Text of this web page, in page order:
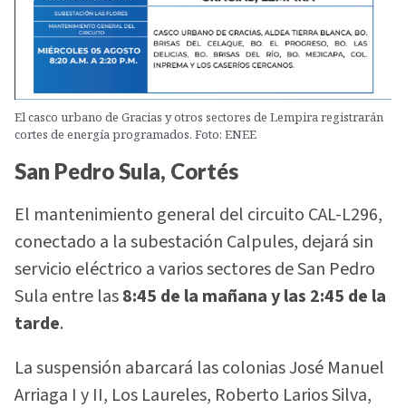
El casco urbano de Gracias y otros sectores de Lempira registrarán
cortes de energía programados. Foto: ENEE
San Pedro Sula, Cortés
El mantenimiento general del circuito CAL-L296,
conectado a la subestación Calpules, dejará sin
servicio eléctrico a varios sectores de San Pedro
Sula entre las8:45 de la mañana y las 2:45 de la
tarde.
La suspensión abarcará las colonias José Manuel
Arriaga I y II, Los Laureles, Roberto Larios Silva,